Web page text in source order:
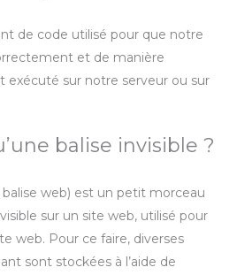
de code utilisé pour que notre
et de manière
exécuté sur notre serveur ou sur
balise invisible ?
balise web) est un petit morceau
sur un site web, utilisé pour
web. Pour ce faire, diverses
sont stockées à l’aide de